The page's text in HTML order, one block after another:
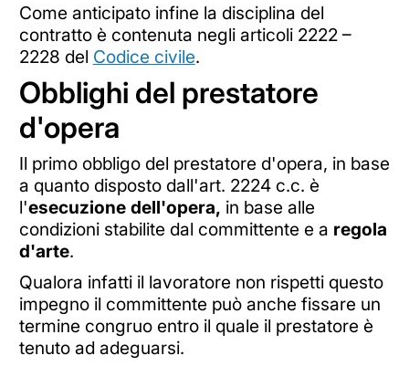
Come anticipato infine la disciplina del
contratto è contenuta negli articoli 2222 –
2228 del Codice civile.
Obblighi del prestatore
d'opera
Il primo obbligo del prestatore d'opera, in base
a quanto disposto dall'art. 2224 c.c. è
l'esecuzione dell'opera, in base alle
condizioni stabilite dal committente e a regola
d'arte.
Qualora infatti il lavoratore non rispetti questo
impegno il committente può anche fissare un
termine congruo entro il quale il prestatore è
tenuto ad adeguarsi.